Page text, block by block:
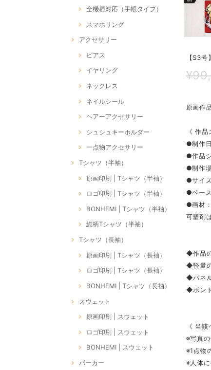
全機種対応（手帳タイプ）
スマホリング
アクセサリー
ピアス
イヤリング
ネックレス
ネイルシール
ヘアーアクセサリー
シュシュキーホルダー
一点物アクセサリー
Tシャツ（半袖）
原画印刷 | Tシャツ（半袖）
ロゴ印刷 | Tシャツ（半袖）
BONHEMI | Tシャツ（半袖）
総柄Tシャツ（半袖）
Tシャツ（長袖）
原画印刷 | Tシャツ（長袖）
ロゴ印刷 | Tシャツ（長袖）
BONHEMI | Tシャツ（長袖）
スウェット
原画印刷 | スウェット
ロゴ印刷 | スウェット
BONHEMI | スウェット
パーカー
【S3
原画作
《 作品
●制作
●作品
●制作
●サイ
●ベー
●画材
可塑剤
◆作品
◆軽量
◆パネ
◆ボン
《 当
※写真
※1点物
※人体